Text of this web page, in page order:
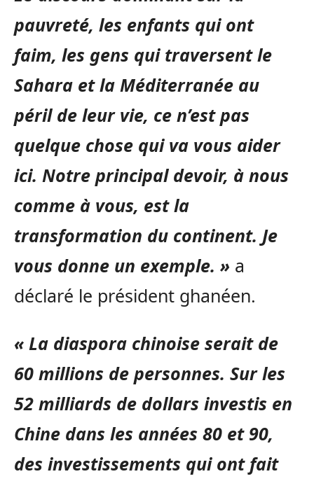
pauvreté, les enfants qui ont
faim, les gens qui traversent le
Sahara et la Méditerranée au
péril de leur vie, ce n’est pas
quelque chose qui va vous aider
ici. Notre principal devoir, à nous
comme à vous, est la
transformation du continent. Je
vous donne un exemple. » a
déclaré le président ghanéen.
« La diaspora chinoise serait de
60 millions de personnes. Sur les
52 milliards de dollars investis en
Chine dans les années 80 et 90,
des investissements qui ont fait